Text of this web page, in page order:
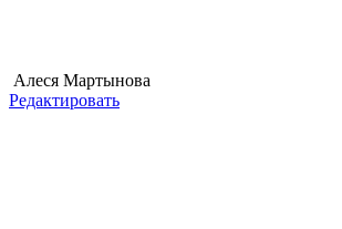
Алеся Мартынова
Редактировать